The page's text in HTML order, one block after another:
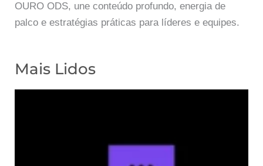
OURO ODS, une conteúdo profundo, energia de
palco e estratégias práticas para líderes e equipes.
Mais Lidos